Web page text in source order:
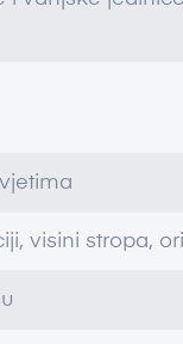
visini stropa,